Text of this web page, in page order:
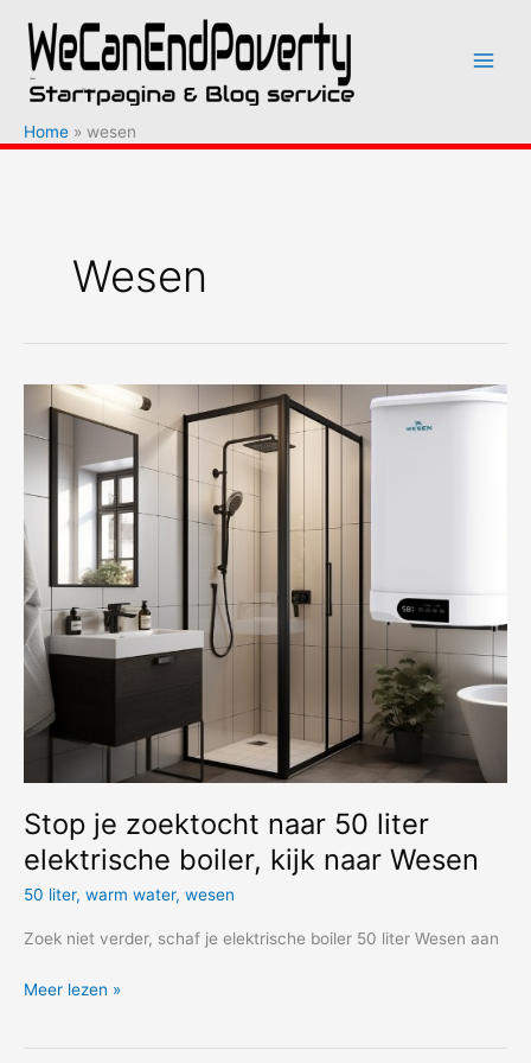
naar
inhoud
Home wesen
Wesen
Stop je zoektocht naar 50 liter
elektrische boiler, kijk naar Wesen
50 liter, warm water, wesen
Zoek niet verder, schaf je elektrische boiler 50 liter Wesen aan
Stop
Meer lezen »